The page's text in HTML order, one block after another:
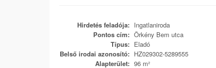
Hirdetés feladója: Ingatlaniroda
Pontos cím: Örkény Bem utca
Típus: Eladó
Belső irodai azonosító: HZ029302-5289555
Alapterület: 96 m²